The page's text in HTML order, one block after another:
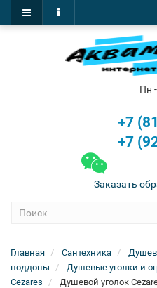
Пн
+7
+7
Заказать
Главная Сантехника
поддоны
Душевые уголки и
Cezares
Душевой уголок